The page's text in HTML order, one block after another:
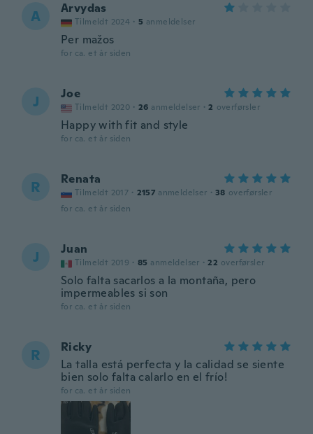
A Arvydas
Tilmeldt 2024 · 5 anmeldelser
Per mažos
for ca. et år siden
J Joe
Tilmeldt 2020 · 26 anmeldelser · 2 overførsler
Happy with fit and style
for ca. et år siden
R Renata
Tilmeldt 2017 · 2157 anmeldelser · 38 overførsler
for ca. et år siden
J Juan
Tilmeldt 2019 · 85 anmeldelser · 22 overførsler
Solo falta sacarlos a la montaña, pero
impermeables si son
for ca. et år siden
R
Ricky
La talla está perfecta y la calidad se siente
bien solo falta calarlo en el frío!
for ca. et år siden